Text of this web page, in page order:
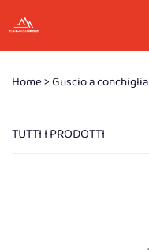
Home >Guscio a conchiglia
TUTTI I PRODOTTI